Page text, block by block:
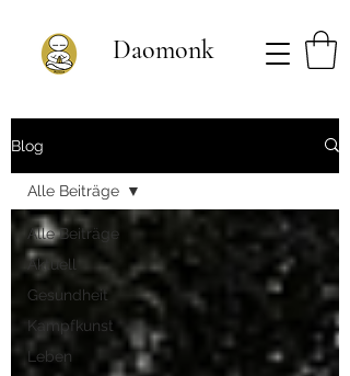
Daomonk
Blog
Alle Beiträge
Aktuell
Gesundheit
Kampfkunst
Leben
Alle Beiträge